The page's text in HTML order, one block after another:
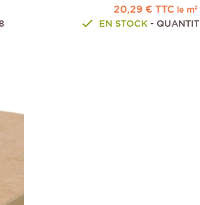
20,29 € TTC le m²
EN STOCK -